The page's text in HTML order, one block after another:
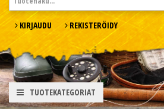
KIRJAUDU REKISTERÖIDY
TUOTEKATEGORIAT